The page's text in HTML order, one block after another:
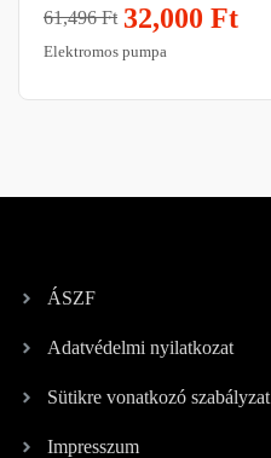
61,496Ft 32,000 Ft
Elektromos pumpa
ÁSZF
Adatvédelmi nyilatkozat
Sütikre vonatkozó szabályzat
Impresszum